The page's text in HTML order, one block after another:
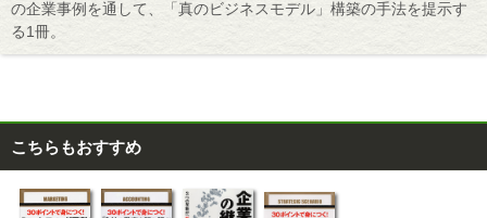
の企業事例を通して、「真のビジネスモデル」構築の手法を提示す
る1冊。
こちらもおすすめ